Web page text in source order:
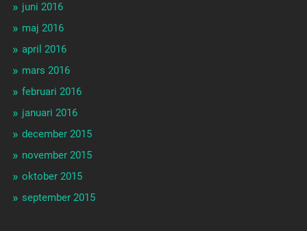
juni 2016
maj 2016
april 2016
mars 2016
februari 2016
januari 2016
december 2015
november 2015
oktober 2015
september 2015